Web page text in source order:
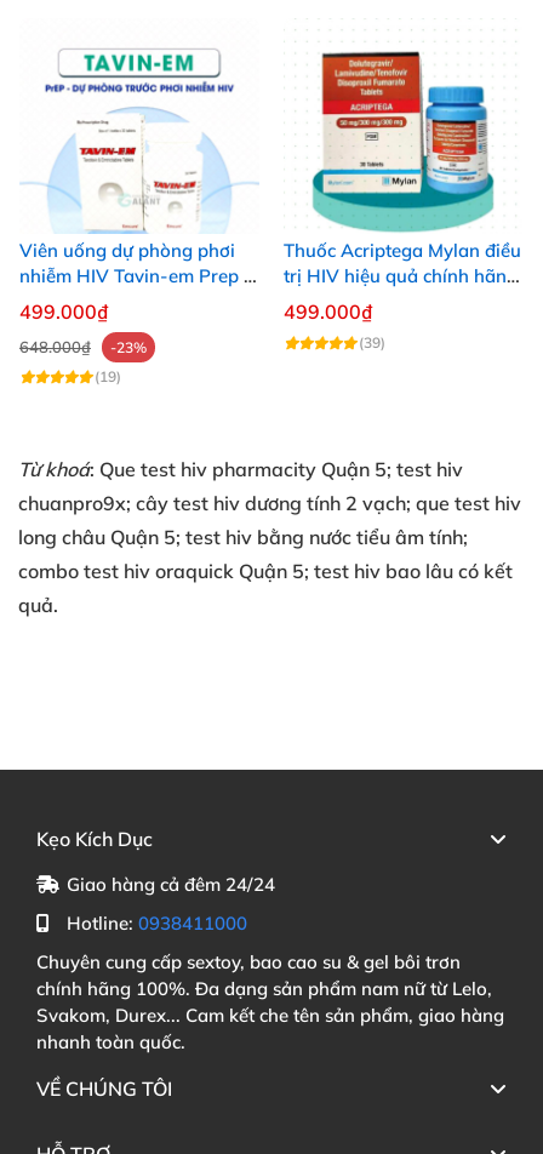
Viên uống dự phòng phơi
nhiễm HIV Tavin-em Prep lọ
30 viên an toàn
499.000₫
648.000₫
-23%
(19)
Thuốc Acriptega Mylan điều
trị HIV hiệu quả chính hãng
30v
499.000₫
(39)
Từ khoá: Que test hiv pharmacity Quận 5; test hiv
chuanpro9x; cây test hiv dương tính 2 vạch; que test hiv
long châu Quận 5; test hiv bằng nước tiểu âm tính;
combo test hiv oraquick Quận 5; test hiv bao lâu có kết
quả.
Kẹo Kích Dục
Giao hàng cả đêm 24/24
Hotline: 0938411000
Chuyên cung cấp sextoy, bao cao su & gel bôi trơn
chính hãng 100%. Đa dạng sản phẩm nam nữ từ Lelo,
Svakom, Durex... Cam kết che tên sản phẩm, giao hàng
nhanh toàn quốc.
VỀ CHÚNG TÔI